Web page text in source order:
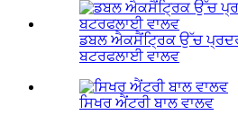
ਡਬਲ ਐਕਸੈਂਟ੍ਰਿਕ ਉੱਚ
ਬਟਰਫਲਾਈ ਵਾਲਵ
ਸਿਖਰ ਐਂਟਰੀ ਬਾਲ ਵਾਲਵ